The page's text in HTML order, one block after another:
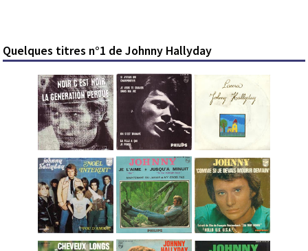
Quelques titres n°1 de Johnny Hallyday